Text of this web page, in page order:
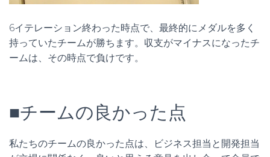
6イテレーション終わった時点で、最終的にメダルを多く
持っていたチームが勝ちます。収支がマイナスになったチ
ームは、その時点で負けです。
■チームの良かった点
私たちのチームの良かった点は、ビジネス担当と開発担当